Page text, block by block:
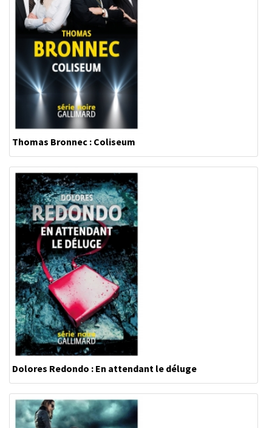
Thomas Bronnec : Coliseum
Dolores Redondo : En attendant le déluge